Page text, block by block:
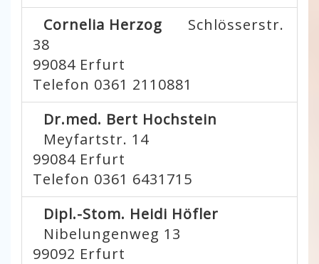
Cornelia Herzog
Schlösserstr.
38
99084 Erfurt
Telefon 0361 2110881
Dr.med. Bert Hochstein
Meyfartstr. 14
99084 Erfurt
Telefon 0361 6431715
Dipl.-Stom. Heidi Höfler
Nibelungenweg 13
99092 Erfurt